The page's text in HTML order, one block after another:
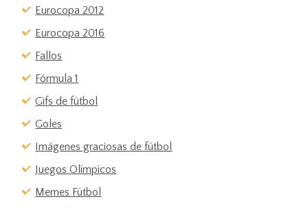
Eurocopa 2012
Eurocopa 2016
Fallos
Fórmula 1
Gifs de fútbol
Goles
Imágenes graciosas de fútbol
Juegos Olímpicos
Memes Fútbol